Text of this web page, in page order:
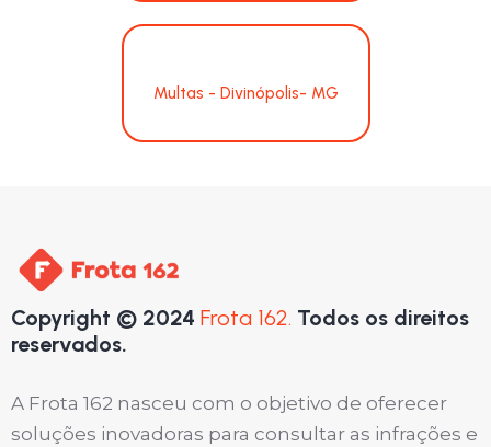
Multas - Divinópolis- MG
Copyright © 2024 Frota 162. Todos os direitos
reservados.
A Frota 162 nasceu com o objetivo de oferecer
soluções inovadoras para consultar as infrações e